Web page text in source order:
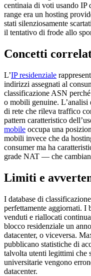
centinaia di voti usando IP
range era un hosting
stati silenziosamente
il tentativo di frode allo
Concetti
L’IP residenziale
indirizzi assegnati al
classificazione ASN
o mobili genuine. L’analisi
di rete che rileva traffico
pattern caratteristico
mobile occupa una
mobili invece che da
consumer ma ha
grade NAT — che
Limiti e
I database di
perfettamente aggiornati.
venduti e riallocati
blocco residenziale un
datacenter, o viceversa.
pubblicano statistiche di
talvolta utenti legittimi che
universitarie vengono
datacenter.